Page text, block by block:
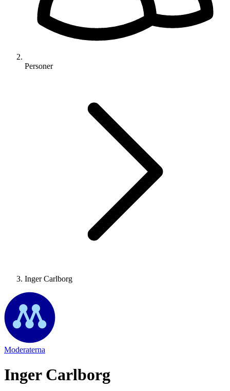
Personer
Inger Carlborg
Moderaterna
Inger Carlborg